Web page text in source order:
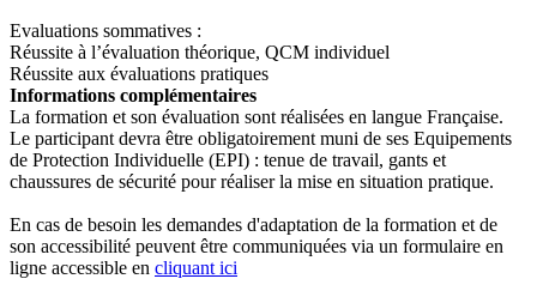
Evaluations sommatives :
Réussite à l’évaluation théorique, QCM individuel
Réussite aux évaluations pratiques
Informations complémentaires
La formation et son évaluation sont réalisées en langue Française.
Le participant devra être obligatoirement muni de ses Equipements
de Protection Individuelle (EPI) : tenue de travail, gants et
chaussures de sécurité pour réaliser la mise en situation pratique.
En cas de besoin les demandes d'adaptation de la formation et de
son accessibilité peuvent être communiquées via un formulaire en
ligne accessible en cliquant ici